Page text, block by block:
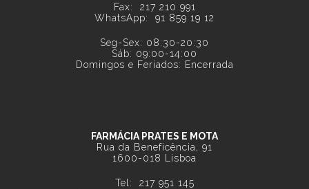
Fax: 217 210 991
WhatsApp: 91 859 19 12
Seg-Sex: 08:30-20:30
Sáb: 09:00-14:00
Domingos e Feriados: Encerrada
FARMÁCIA PRATES E MOTA
Rua da Beneficência, 91
1600-018 Lisboa
Tel: 217 951 145